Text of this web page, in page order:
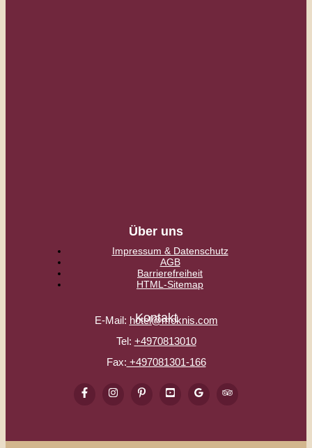
Über uns
Impressum & Datenschutz
AGB
Barrierefreiheit
HTML-Sitemap
Kontakt
E-Mail: hotel@moknis.com
Tel: +4970813010
Fax: +497081301-166